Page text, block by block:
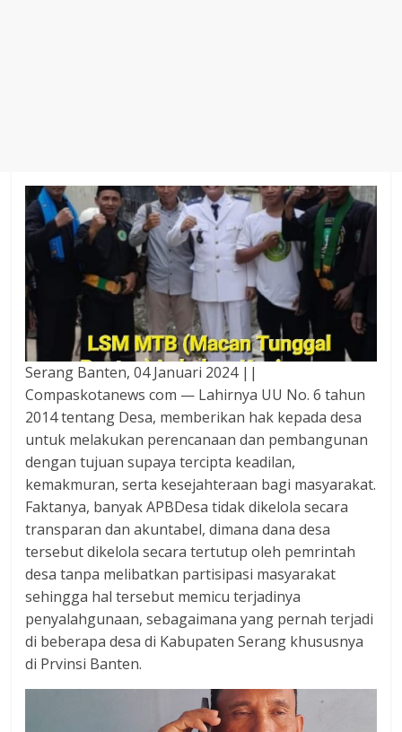
dalam
setiap
liputan
peristiwa
dan
tulis
secara
cerdas,
tajam
dan
berimbang.
Serang Banten, 04 Januari 2024 ||
Compaskotanews com — Lahirnya UU No. 6 tahun
2014 tentang Desa, memberikan hak kepada desa
untuk melakukan perencanaan dan pembangunan
dengan tujuan supaya tercipta keadilan,
kemakmuran, serta kesejahteraan bagi masyarakat.
Faktanya, banyak APBDesa tidak dikelola secara
transparan dan akuntabel, dimana dana desa
tersebut dikelola secara tertutup oleh pemrintah
desa tanpa melibatkan partisipasi masyarakat
sehingga hal tersebut memicu terjadinya
penyalahgunaan, sebagaimana yang pernah terjadi
di beberapa desa di Kabupaten Serang khususnya
di Prvinsi Banten.